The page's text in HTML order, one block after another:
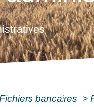
Fichiers bancaires >